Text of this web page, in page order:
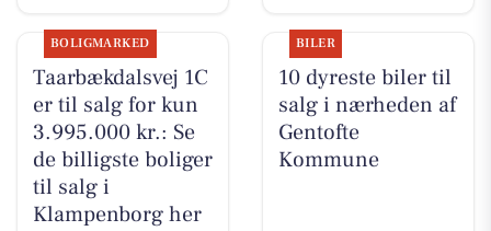
BOLIGMARKED
Taarbækdalsvej 1C
er til salg for kun
3.995.000 kr.: Se
de billigste boliger
til salg i
Klampenborg her
BILER
10 dyreste biler til
salg i nærheden af
Gentofte
Kommune